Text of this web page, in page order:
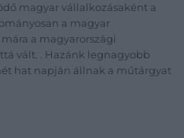
magyar vállalkozásaként a
a magyar
a magyarországi
vált. . Hazánk legnagyobb
hat napján állnak a műtárgyat